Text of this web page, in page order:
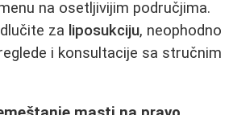
na osetljivijim područjima.
za liposukciju, neophodno
i konsultacije sa stručnim